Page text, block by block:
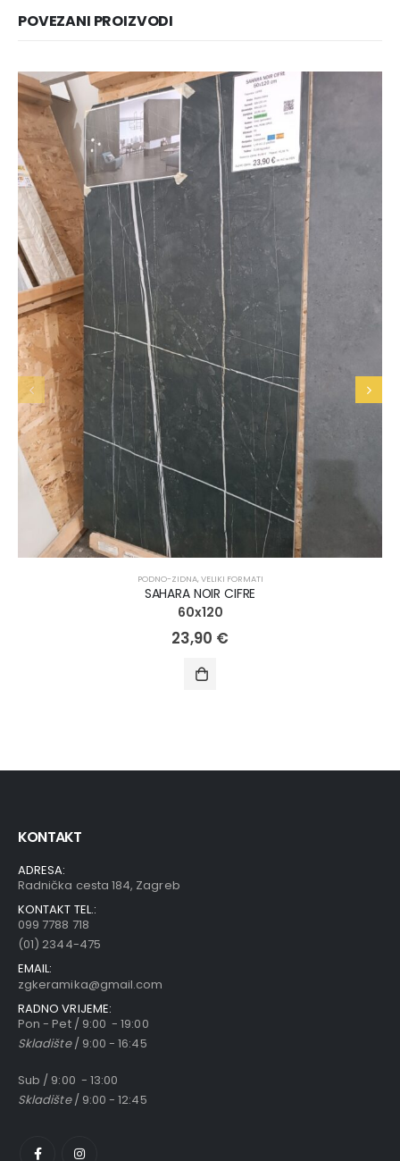
POVEZANI PROIZVODI
PODNO-ZIDNA, VELIKI FORMATI
SAHARA NOIR CIFRE
60x120
23,90 €
KONTAKT
ADRESA:
Radnička cesta 184, Zagreb
KONTAKT TEL.:
099 7788 718
(01) 2344-475
EMAIL:
zgkeramika@gmail.com
RADNO VRIJEME:
Pon - Pet / 9:00 - 19:00
Skladište/ 9:00 - 16:45
Sub / 9:00 - 13:00
Skladište/ 9:00 - 12:45